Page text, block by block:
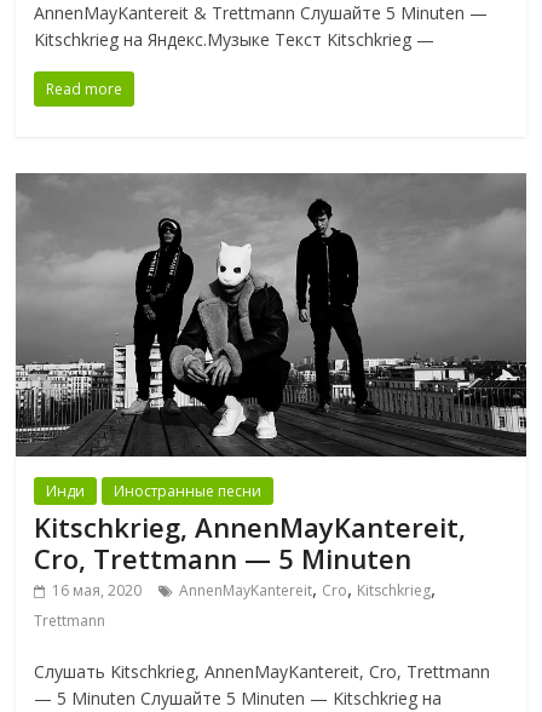
AnnenMayKantereit & Trettmann Слушайте 5 Minuten —
Kitschkrieg на Яндекс.Музыке Текст Kitschkrieg —
Read more
Инди Иностранные песни
Kitschkrieg, AnnenMayKantereit,
Cro, Trettmann — 5 Minuten
16 мая, 2020 AnnenMayKantereit, Cro, Kitschkrieg,
Trettmann
Слушать Kitschkrieg, AnnenMayKantereit, Cro, Trettmann
— 5 Minuten Слушайте 5 Minuten — Kitschkrieg на